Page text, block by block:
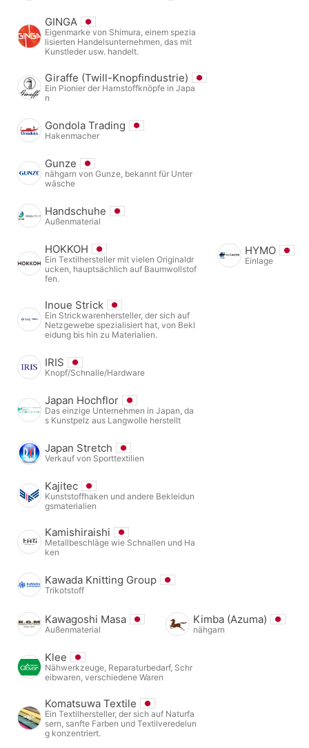
GINGA
Eigenmarke von Shimura, einem spezia
lisierten Handelsunternehmen, das mit
Kunstleder usw. handelt.
Giraffe (Twill-Knopfindustrie)
Ein Pionier der Harnstoffknöpfe in Japa
n
Gondola Trading
Hakenmacher
Gunze
nähgarn von Gunze, bekannt für Unter
wäsche
Handschuhe
Außenmaterial
HOKKOH
Ein Textilhersteller mit vielen Originaldr
ucken, hauptsächlich auf Baumwollstof
fen.
HYMO
Einlage
Inoue Strick
Ein Strickwarenhersteller, der sich auf
Netzgewebe spezialisiert hat, von Bekl
eidung bis hin zu Materialien.
IRIS
Knopf/Schnalle/Hardware
Japan Hochflor
Das einzige Unternehmen in Japan, da
s Kunstpelz aus Langwolle herstellt
Japan Stretch
Verkauf von Sporttextilien
Kajitec
Kunststoffhaken und andere Bekleidun
gsmaterialien
Kamishiraishi
Metallbeschläge wie Schnallen und Ha
ken
Kawada Knitting Group
Trikotstoff
Kawagoshi Masa
Außenmaterial
Kimba (Azuma)
nähgarn
Klee
Nähwerkzeuge, Reparaturbedarf, Schr
eibwaren, verschiedene Waren
Komatsuwa Textile
Ein Textilhersteller, der sich auf Naturfa
sern, sanfte Farben und Textilveredelun
g konzentriert.